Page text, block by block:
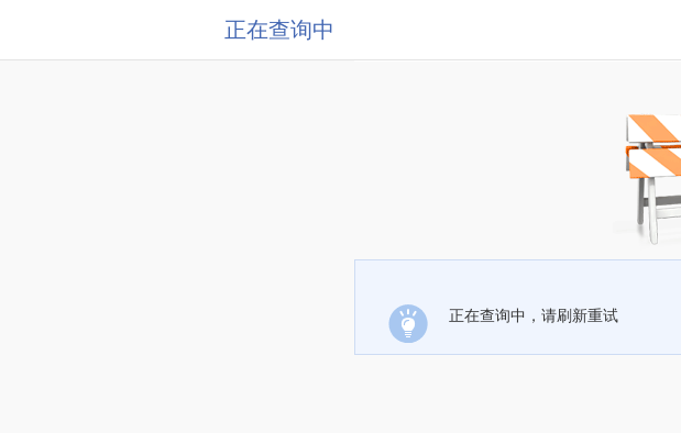
正在查询中
正在查询中，请刷新重试